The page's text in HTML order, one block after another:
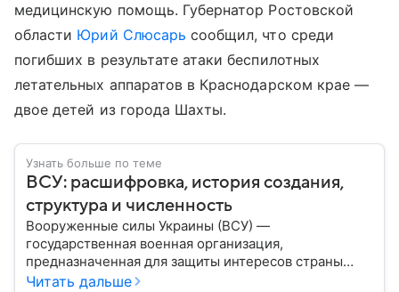
медицинскую помощь. Губернатор Ростовской
области Юрий Слюсарь сообщил, что среди
погибших в результате атаки беспилотных
летательных аппаратов в Краснодарском крае —
двое детей из города Шахты.
Узнать больше по теме
ВСУ: расшифровка, история создания,
структура и численность
Вооруженные силы Украины (ВСУ) —
государственная военная организация,
предназначенная для защиты интересов страны
военным путем. Была создана после
Читать дальше